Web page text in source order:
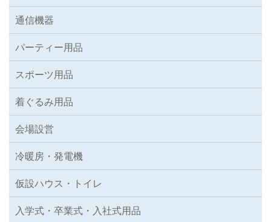
通信機器
パーティー用品
スポーツ用品
着ぐるみ用品
会場設営
冷暖房・発電機
仮設ハウス・トイレ
入学式・卒業式・入社式用品